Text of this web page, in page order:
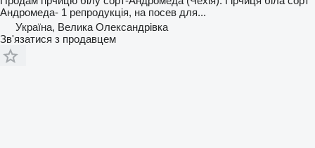
Андромеда- 1 репродукція, на посев для...
Україна, Велика Олександрівка
Зв'язатися з продавцем